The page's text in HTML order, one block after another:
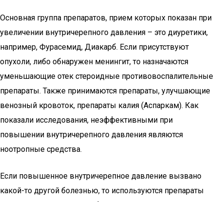
Основная группа препаратов, прием которых показан при
увеличении внутричерепного давления – это диуретики,
например, Фурасемид, Диакарб. Если присутствуют
опухоли, либо обнаружен менингит, то назначаются
уменьшающие отек стероидные противовоспалительные
препараты. Также принимаются препараты, улучшающие
венозный кровоток, препараты калия (Аспаркам). Как
показали исследования, неэффективными при
повышении внутричерепного давления являются
ноотропные средства.
Если повышенное внутричерепное давление вызвано
какой-то другой болезнью, то используются препараты